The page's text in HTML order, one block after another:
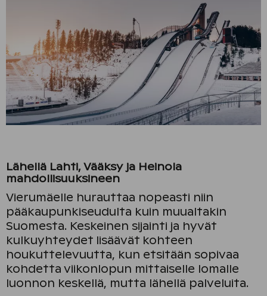
Lähellä Lahti, Vääksy ja Heinola
mahdollisuuksineen
Vierumäelle hurauttaa nopeasti niin
pääkaupunkiseudulta kuin muualtakin
Suomesta. Keskeinen sijainti ja hyvät
kulkuyhteydet lisäävät kohteen
houkuttelevuutta, kun etsitään sopivaa
kohdetta viikonlopun mittaiselle lomalle
luonnon keskellä, mutta lähellä palveluita.